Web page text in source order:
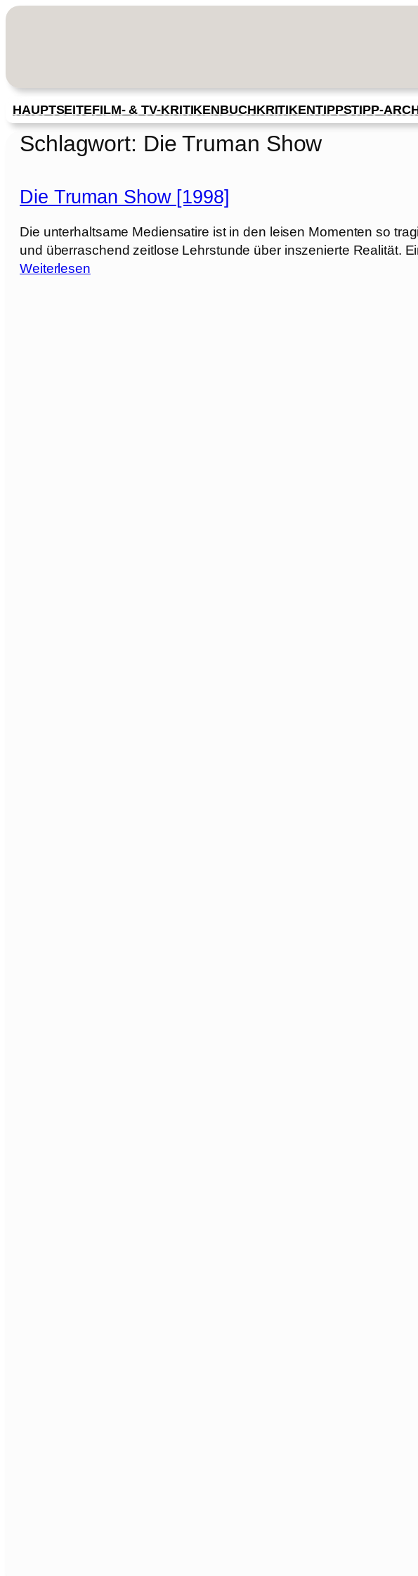
Zum
HAUPTSEITEFILM- & TV-KRITIKENBUCHKRITIKENTIPPSTIPP-
Schlagwort: Die Truman Show
Die Truman Show [1998]
Die unterhaltsame Mediensatire ist in den leisen Momenten so
und überraschend zeitlose Lehrstunde über inszenierte Realität.
Weiterlesen: